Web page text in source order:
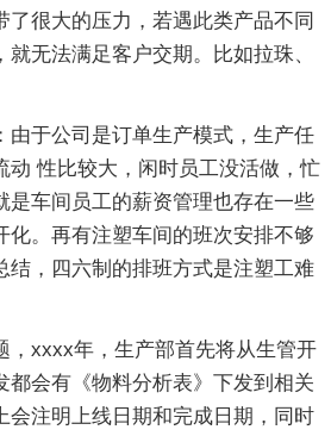
了很大的压力，若遇此类产品不同
无法满足客户交期。比如拉珠、
于公司是订单生产模式，生产任
动 性比较大，闲时员工没活做，忙
是车间员工的薪资管理也存在一些
化。再有注塑车间的班次安排不够
结，四六制的排班方式是注塑工难
，xxxx年，生产部首先将从生管开
都会有《物料分析表》下发到相关
会注明上线日期和完成日期，同时